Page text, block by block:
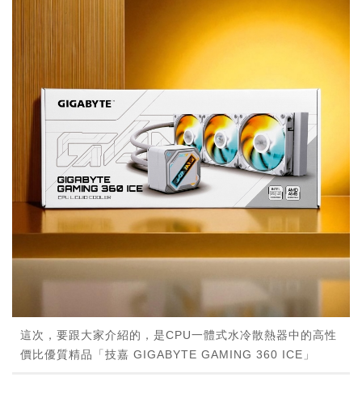
這次，要跟大家介紹的，是CPU一體式水冷散熱器中的高性
價比優質精品「技嘉 GIGABYTE GAMING 360 ICE」